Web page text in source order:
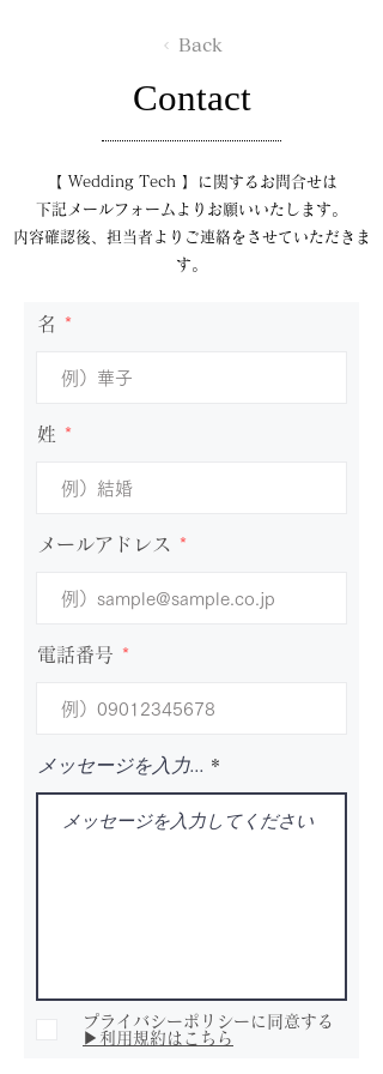
Back
Contact
【 Wedding Tech 】に関するお問合せは
下記メールフォームよりお願いいたします。
内容確認後、担当者よりご連絡をさせていただきま
す。
名
姓
メールアドレス
電話番号
メッセージを入力...
プライバシーポリシーに同意する
▶利用規約はこちら